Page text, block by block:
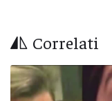
Correlati